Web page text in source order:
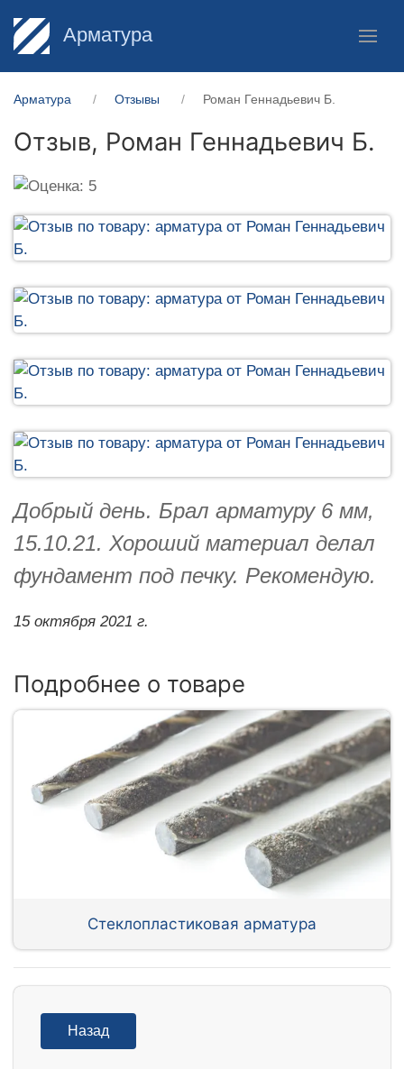
Арматура
Арматура Отзывы Роман Геннадьевич Б.
Отзыв, Роман Геннадьевич Б.
Добрый день. Брал арматуру 6 мм,
15.10.21. Хороший материал делал
фундамент под печку. Рекомендую.
15 октября 2021 г.
Подробнее о товаре
Стеклопластиковая арматура
Назад